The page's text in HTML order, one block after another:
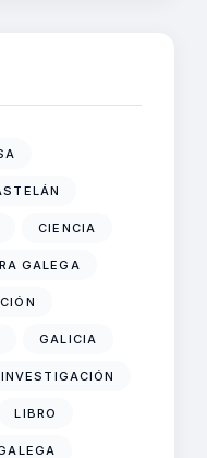
CIENCIA
GALEGA
GALICIA
INVESTIGACIÓN
LIBRO